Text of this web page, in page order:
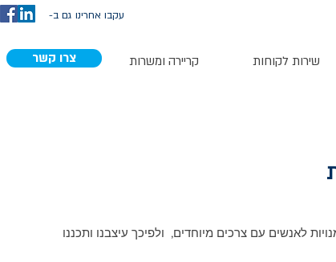
עקבו אחרינו גם ב-
צרו קשר קריירה ומשרות שירות לקוחות
לאנשים עם צרכים מיוחדים, ולפיכך עיצבנו ותכננו